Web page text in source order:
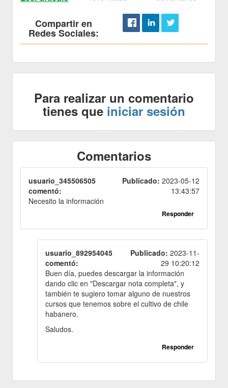
Compartir en
Redes Sociales:
Para realizar un comentario
tienes que iniciar sesión
Comentarios
usuario_345506505
comentó:
Publicado: 2023-05-12
13:43:57
Necesito la información
Responder
usuario_892954045
comentó:
Publicado: 2023-11-
29 10:20:12
Buen día, puedes descargar la información
dando clic en "Descargar nota completa", y
también te sugiero tomar alguno de nuestros
cursos que tenemos sobre el cultivo de chile
habanero.
Saludos.
Responder